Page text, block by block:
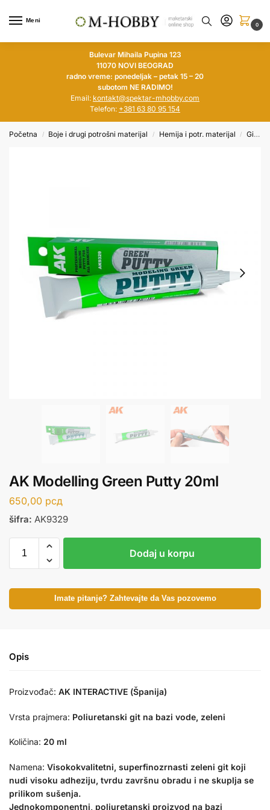
Meni
0
Bulevar Mihaila Pupina 123
11070 NOVI BEOGRAD
radno vreme: ponedeljak – petak 15 – 20
subotom NE RADIMO!
Email: kontakt@spektar-mhobby.com
Telefon: +381 63 80 95 154
Početna / Boje i drugi potrošni materijal / Hemija i potr. materijal / Gitovi
AK Modelling Green Putty 20ml
650,00 рсд
šifra: AK9329
Dodaj u korpu
Imate pitanje? Zahtevajte da Vas pozovemo
Opis
Proizvođač: AK INTERACTIVE (Španija)
Vrsta prajmera: Poliuretanski git na bazi vode, zeleni
Količina: 20 ml
Namena: Visokokvalitetni, superfinozrnasti zeleni git koji
nudi visoku adheziju, tvrdu završnu obradu i ne skuplja se
prilikom sušenja.
Jednokomponentni, poliuretanski proizvod na bazi